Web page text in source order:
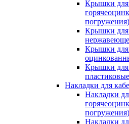
Крышки для
погружения)
Крышки для
Крышки для
Крышки для
пластиковые
Накладки для
Накладки
погружения)
Накладки